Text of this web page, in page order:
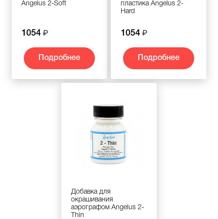
Angelus 2-Soft
1054
Подробнее
пластика Angelus 2-
Hard
1054
Подробнее
Добавка для
окрашивания
аэрографом Angelus 2-
Thin